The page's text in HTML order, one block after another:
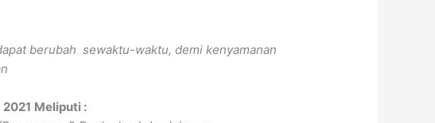
berubah sewaktu-waktu, demi kenyamanan
2021 Meliputi :